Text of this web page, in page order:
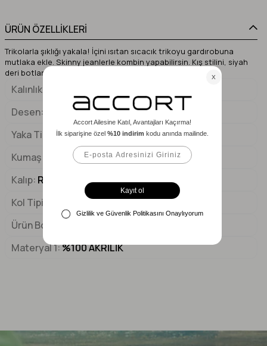
ÜRÜN ÖZELLİKLERİ
Trikolarla şıklığı yakala! İçini ısıtan sıcacık trikoyu gardırobuna
mutlaka ekle. Skinny jeanlerle kombin yapabilirsin. Kış stilini, siyah
deri botlarla tamamlayabilirsin.
Kalınlık
Desen
Yaka Tipi
Balıkçı Yaka
Kumaş Tipi
Triko
Kalıp Regular
Kol Tipi
Uzun Kol
Ürün Boyu
Materyal 1 %100 AKRİLİK